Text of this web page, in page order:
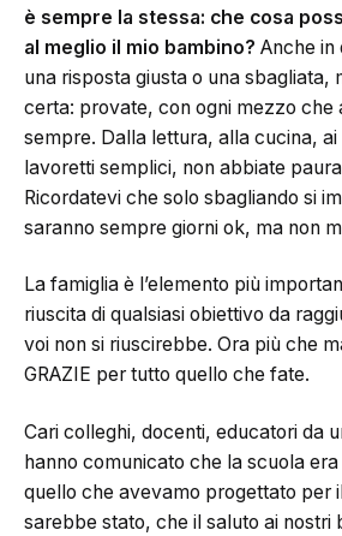
è sempre la stessa: che cosa
al meglio il mio bambino? Anche in
una risposta giusta o una sbagliata,
certa: provate, con ogni mezzo che
sempre. Dalla lettura, alla cucina,
lavoretti semplici, non abbiate
Ricordatevi che solo sbagliando si
saranno sempre giorni ok, ma non
La famiglia è l’elemento più
riuscita di qualsiasi obiettivo da
voi non si riuscirebbe. Ora più che
GRAZIE per tutto quello che fate.
Cari colleghi, docenti, educatori da
hanno comunicato che la scuola
quello che avevamo progettato per
sarebbe stato, che il saluto ai nostri